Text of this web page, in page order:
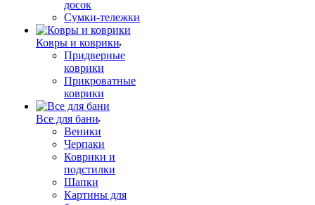
досок
Сумки-тележки
Ковры и коврики
Придверные
коврики
Прикроватные
коврики
Все для бани
Веники
Черпаки
Коврики и
подстилки
Шапки
Картины для